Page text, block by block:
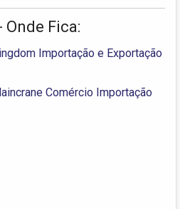
Fica:
Importação e Exportação
Comércio Importação